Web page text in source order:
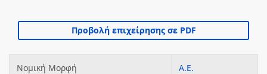
Νομική Μορφή Α.Ε.